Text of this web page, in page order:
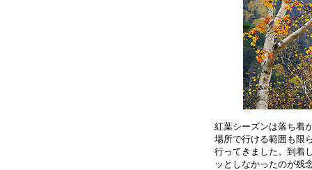
紅葉シーズンは落ち着
場所で行ける範囲も限
行ってきました。到着
ッとしなかったのが残